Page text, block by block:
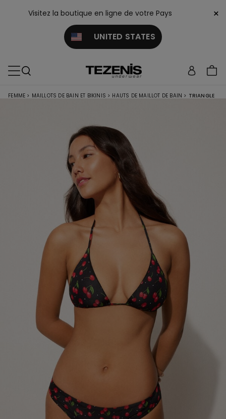
Visitez la boutique en ligne de votre Pays
UNITED STATES
×
FEMME > MAILLOTS DE BAIN ET BIKINIS > HAUTS DE MAILLOT DE BAIN > TRIANGLE